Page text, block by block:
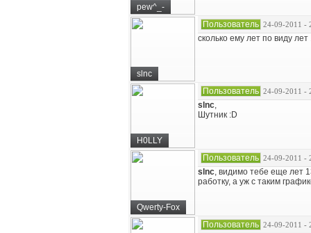
pew^_-
slnc
Пользователь 24-09-2011 -
сколько ему лет по виду
H0LLY
Пользователь 24-09-2011 -
slnc,
Шутник :D
Qwerty-Fox
Пользователь 24-09-2011 -
slnc, видимо тебе еще лет
работку, а уж с таким
Пользователь 24-09-2011 -